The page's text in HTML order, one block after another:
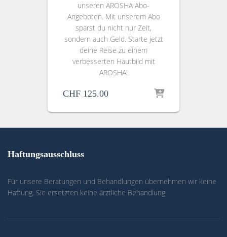
unseren AROSHA Abo-
Angeboten. Mit unserem Abo
sparst du nicht nur Zeit,
sondern auch Geld. Starte jetzt
deine Reise zu einem
verbesserten Hautbild mit
AROSHA!
CHF 125.00
Haftungsausschluss
Für unsere Beratungen und Behandlungen übernehmen wir keine
Haftung. Sie ersetzten keine ärztliche Behandlung